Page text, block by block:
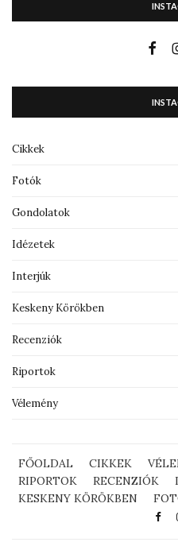
Cikkek
Fotók
Gondolatok
Idézetek
Interjúk
Keskeny Körökben
Recenziók
Riportok
Vélemény
FŐOLDAL CIKKEK
RIPORTOK
RECENZIÓK
KESKENY KÖRÖKBEN